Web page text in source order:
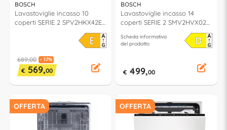
BOSCH
Lavastoviglie incasso 10
coperti SERIE 2 SPV2HKX42E
689,00 - 17%
€ 569,00
BOSCH
Lavastoviglie incasso 14
coperti SERIE 2 SMV2HVX02E
Scheda informativa
del prodotto
€ 499,00
OFFERTA OFFERTA